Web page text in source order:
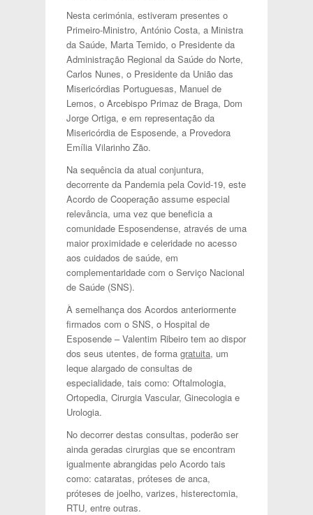
Nesta cerimónia, estiveram presentes o
Primeiro-Ministro, António Costa, a Ministra
da Saúde, Marta Temido, o Presidente da
Administração Regional da Saúde do Norte,
Carlos Nunes, o Presidente da União das
Misericórdias Portuguesas, Manuel de
Lemos, o Arcebispo Primaz de Braga, Dom
Jorge Ortiga, e em representação da
Misericórdia de Esposende, a Provedora
Emília Vilarinho Zão.
Na sequência da atual conjuntura,
decorrente da Pandemia pela Covid-19, este
Acordo de Cooperação assume especial
relevância, uma vez que beneficia a
comunidade Esposendense, através de uma
maior proximidade e celeridade no acesso
aos cuidados de saúde, em
complementaridade com o Serviço Nacional
de Saúde (SNS).
À semelhança dos Acordos anteriormente
firmados com o SNS, o Hospital de
Esposende – Valentim Ribeiro tem ao dispor
dos seus utentes, de forma gratuita, um
leque alargado de consultas de
especialidade, tais como: Oftalmologia,
Ortopedia, Cirurgia Vascular, Ginecologia e
Urologia.
No decorrer destas consultas, poderão ser
ainda geradas cirurgias que se encontram
igualmente abrangidas pelo Acordo tais
como: cataratas, próteses de anca,
próteses de joelho, varizes, histerectomia,
RTU, entre outras.